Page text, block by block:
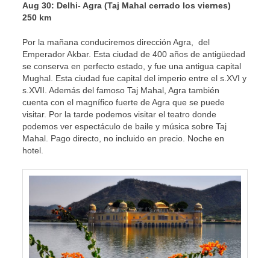
Aug 30: Delhi- Agra (Taj Mahal cerrado los viernes)
250 km
Por la mañana conduciremos dirección Agra, del
Emperador Akbar. Esta ciudad de 400 años de antigüedad
se conserva en perfecto estado, y fue una antigua capital
Mughal. Esta ciudad fue capital del imperio entre el s.XVI y
s.XVII. Además del famoso Taj Mahal, Agra también
cuenta con el magnífico fuerte de Agra que se puede
visitar. Por la tarde podemos visitar el teatro donde
podemos ver espectáculo de baile y música sobre Taj
Mahal. Pago directo, no incluido en precio. Noche en
hotel.